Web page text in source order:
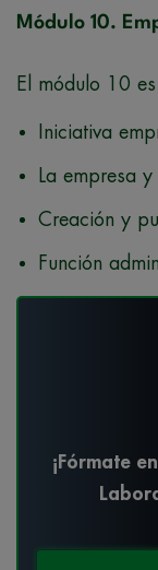
Módulo 10.
El módulo 10
Iniciativa
La empresa
Creación y
Función
¡Fórmate